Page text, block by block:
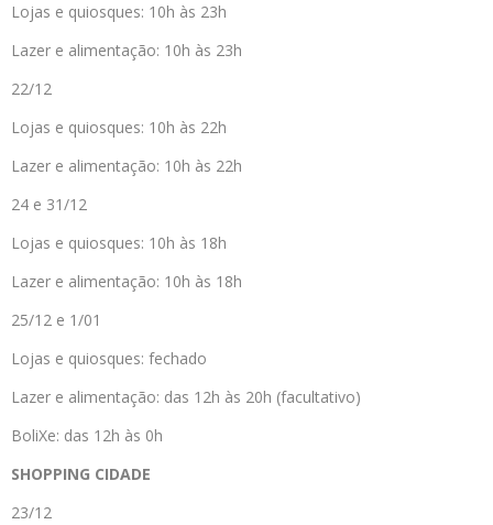
Lojas e quiosques: 10h às 23h
Lazer e alimentação: 10h às 23h
22/12
Lojas e quiosques: 10h às 22h
Lazer e alimentação: 10h às 22h
24 e 31/12
Lojas e quiosques: 10h às 18h
Lazer e alimentação: 10h às 18h
25/12 e 1/01
Lojas e quiosques: fechado
Lazer e alimentação: das 12h às 20h (facultativo)
BoliXe: das 12h às 0h
SHOPPING CIDADE
23/12